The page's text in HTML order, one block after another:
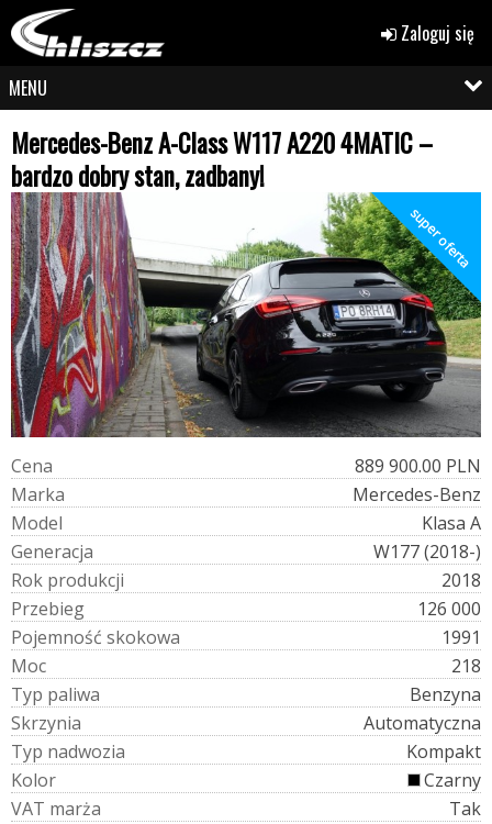
Zaloguj się
MENU
Mercedes-Benz A-Class W117 A220 4MATIC –
bardzo dobry stan, zadbany!
super oferta
Cena
889 900.00 PLN
Marka
Mercedes-Benz
Model
Klasa A
Generacja
W177 (2018-)
Rok produkcji
2018
Przebieg
126 000
Pojemność skokowa
1991
Moc
218
Typ paliwa
Benzyna
Skrzynia
Automatyczna
Typ nadwozia
Kompakt
Kolor
Czarny
VAT marża
Tak